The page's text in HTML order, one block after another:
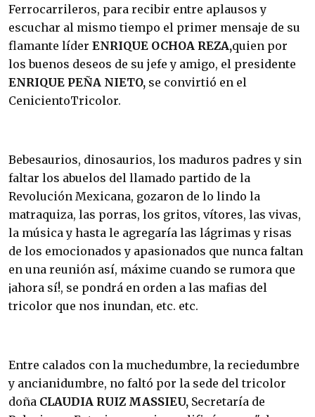
Ferrocarrileros, para recibir entre aplausos y
escuchar al mismo tiempo el primer mensaje de su
flamante líder ENRIQUE OCHOA REZA,quien por
los buenos deseos de su jefe y amigo, el presidente
ENRIQUE PEÑA NIETO, se convirtió en el
CenicientoTricolor.
Bebesaurios, dinosaurios, los maduros padres y sin
faltar los abuelos del llamado partido de la
Revolución Mexicana, gozaron de lo lindo la
matraquiza, las porras, los gritos, vítores, las vivas,
la música y hasta le agregaría las lágrimas y risas
de los emocionados y apasionados que nunca faltan
en una reunión así, máxime cuando se rumora que
¡ahora sí!, se pondrá en orden a las mafias del
tricolor que nos inundan, etc. etc.
Entre calados con la muchedumbre, la reciedumbre
y ancianidumbre, no faltó por la sede del tricolor
doña CLAUDIA RUIZ MASSIEU, Secretaría de